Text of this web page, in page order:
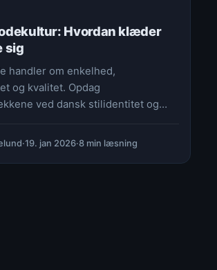
Hvordan klæder
sig
handler om enkelhed,
og kvalitet. Opdag
ved dansk stilidentitet og
·19. jan 2026·8 min læsning